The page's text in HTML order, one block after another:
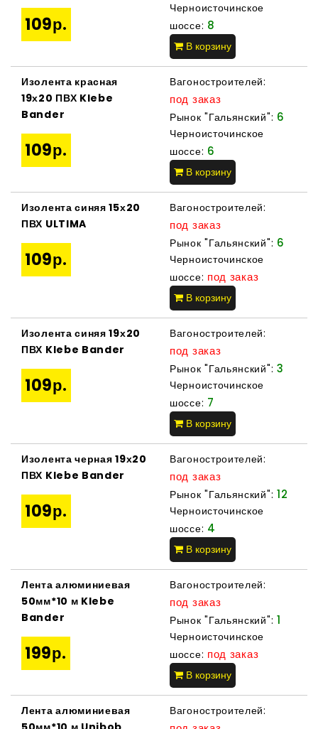
109р.
Черноисточинское
шоссе: 8
В корзину
Изолента красная
19х20 ПВХ Klebe
Bander
109р.
Вагоностроителей:
под заказ
Рынок "Гальянский": 6
Черноисточинское
шоссе: 6
В корзину
Изолента синяя 15х20
ПВХ ULTIMA
109р.
Вагоностроителей:
под заказ
Рынок "Гальянский": 6
Черноисточинское
шоссе: под заказ
В корзину
Изолента синяя 19х20
ПВХ Klebe Bander
109р.
Вагоностроителей:
под заказ
Рынок "Гальянский": 3
Черноисточинское
шоссе: 7
В корзину
Изолента черная 19х20
ПВХ Klebe Bander
109р.
Вагоностроителей:
под заказ
Рынок "Гальянский": 12
Черноисточинское
шоссе: 4
В корзину
Лента алюминиевая
50мм*10 м Klebe
Bander
199р.
Вагоностроителей:
под заказ
Рынок "Гальянский": 1
Черноисточинское
шоссе: под заказ
В корзину
Лента алюминиевая
Вагоностроителей: